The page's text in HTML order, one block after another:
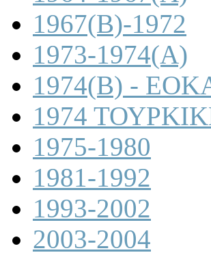
1967(B)-1972
1973-1974(A)
1974(B) -
1974
1975-1980
1981-1992
1993-2002
2003-2004